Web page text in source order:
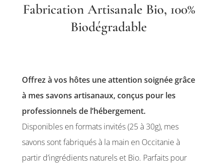
Fabrication Artisanale Bio, 100%
Biodégradable
Offrez à vos hôtes une attention soignée grâce
à mes savons artisanaux, conçus pour les
professionnels de l’hébergement.
Disponibles en formats invités (25 à 30g), mes
savons sont fabriqués à la main en Occitanie à
partir d’ingrédients naturels et Bio. Parfaits pour